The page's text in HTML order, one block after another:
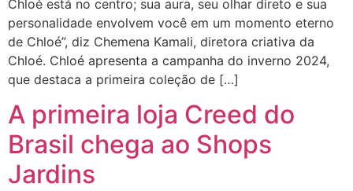
Chloé está no centro; sua aura, seu olhar direto e sua
personalidade envolvem você em um momento eterno
de Chloé”, diz Chemena Kamali, diretora criativa da
Chloé. Chloé apresenta a campanha do inverno 2024,
que destaca a primeira coleção de […]
A primeira loja Creed do
Brasil chega ao Shops
Jardins